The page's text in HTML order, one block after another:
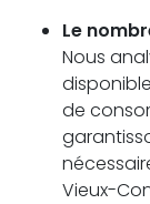
Le
Nous
de
Vieux-